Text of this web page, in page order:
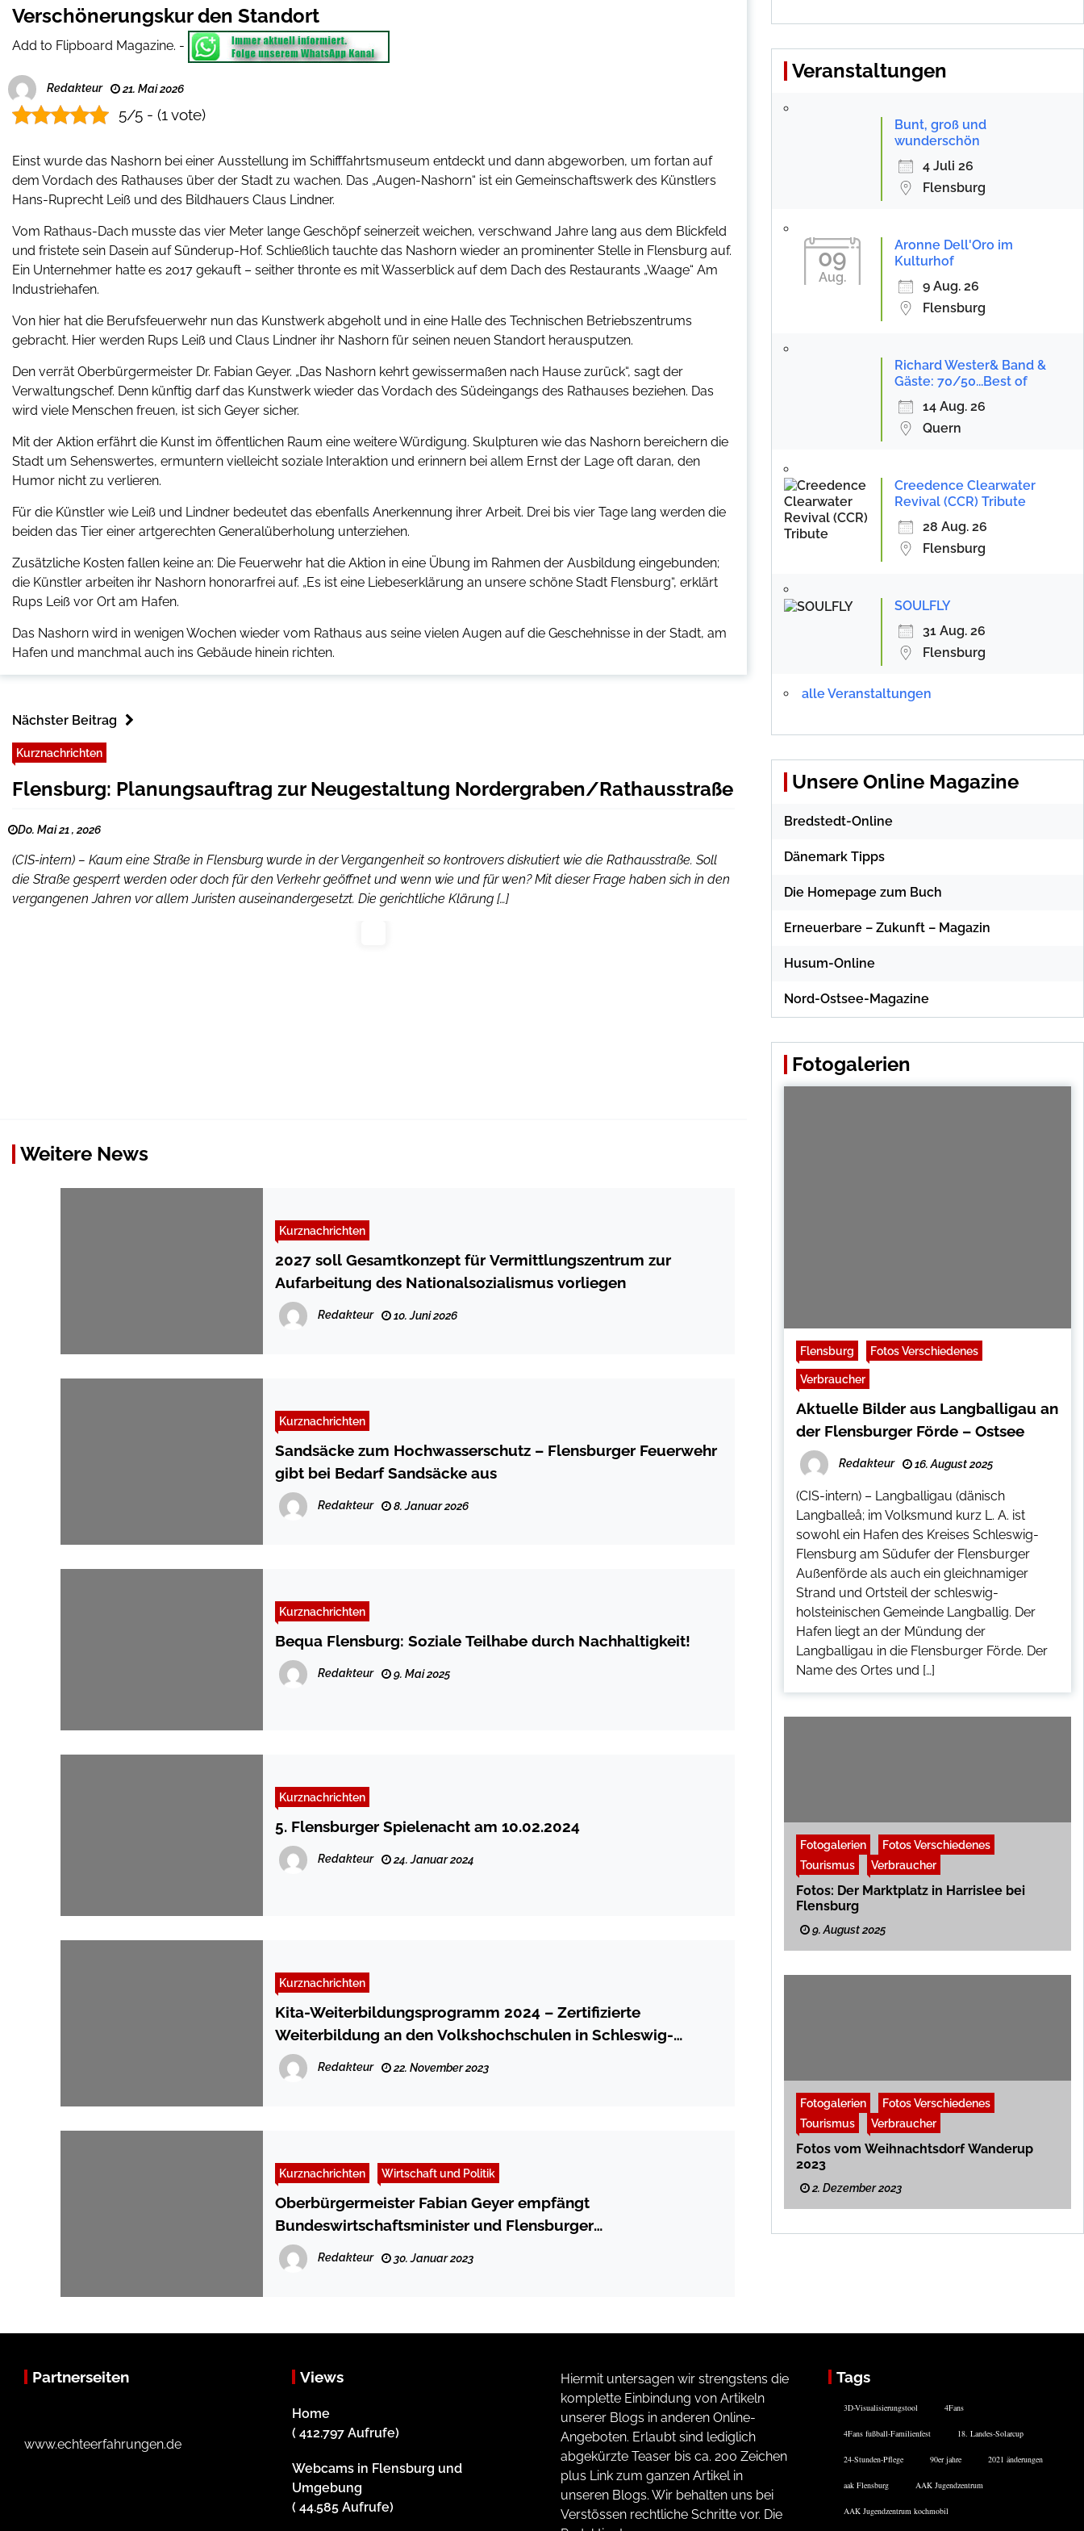
Verschönerungskur den Standort
Add to Flipboard Magazine. -
Redakteur 21. Mai 2026
5/5 - (1 vote)
Einst wurde das Nashorn bei einer Ausstellung im Schifffahrtsmuseum entdeckt und dann abgeworben, um fortan auf
dem Vordach des Rathauses über der Stadt zu wachen. Das „Augen-Nashorn“ ist ein Gemeinschaftswerk des Künstlers
Hans-Ruprecht Leiß und des Bildhauers Claus Lindner.
Vom Rathaus-Dach musste das vier Meter lange Geschöpf seinerzeit weichen, verschwand Jahre lang aus dem Blickfeld
und fristete sein Dasein auf Sünderup-Hof. Schließlich tauchte das Nashorn wieder an prominenter Stelle in Flensburg auf.
Ein Unternehmer hatte es 2017 gekauft – seither thronte es mit Wasserblick auf dem Dach des Restaurants „Waage“ Am
Industriehafen.
Von hier hat die Berufsfeuerwehr nun das Kunstwerk abgeholt und in eine Halle des Technischen Betriebszentrums
gebracht. Hier werden Rups Leiß und Claus Lindner ihr Nashorn für seinen neuen Standort herausputzen.
Den verrät Oberbürgermeister Dr. Fabian Geyer. „Das Nashorn kehrt gewissermaßen nach Hause zurück“, sagt der
Verwaltungschef. Denn künftig darf das Kunstwerk wieder das Vordach des Südeingangs des Rathauses beziehen. Das
wird viele Menschen freuen, ist sich Geyer sicher.
Mit der Aktion erfährt die Kunst im öffentlichen Raum eine weitere Würdigung. Skulpturen wie das Nashorn bereichern die
Stadt um Sehenswertes, ermuntern vielleicht soziale Interaktion und erinnern bei allem Ernst der Lage oft daran, den
Humor nicht zu verlieren.
Für die Künstler wie Leiß und Lindner bedeutet das ebenfalls Anerkennung ihrer Arbeit. Drei bis vier Tage lang werden die
beiden das Tier einer artgerechten Generalüberholung unterziehen.
Zusätzliche Kosten fallen keine an: Die Feuerwehr hat die Aktion in eine Übung im Rahmen der Ausbildung eingebunden;
die Künstler arbeiten ihr Nashorn honorarfrei auf. „Es ist eine Liebeserklärung an unsere schöne Stadt Flensburg“, erklärt
Rups Leiß vor Ort am Hafen.
Das Nashorn wird in wenigen Wochen wieder vom Rathaus aus seine vielen Augen auf die Geschehnisse in der Stadt, am
Hafen und manchmal auch ins Gebäude hinein richten.
Nächster Beitrag
Kurznachrichten
Flensburg: Planungsauftrag zur Neugestaltung Nordergraben/Rathausstraße
Do. Mai 21 , 2026
(CIS-intern) – Kaum eine Straße in Flensburg wurde in der Vergangenheit so kontrovers diskutiert wie die Rathausstraße. Soll
die Straße gesperrt werden oder doch für den Verkehr geöffnet und wenn wie und für wen? Mit dieser Frage haben sich in den
vergangenen Jahren vor allem Juristen auseinandergesetzt. Die gerichtliche Klärung […]
Weitere News
Kurznachrichten
2027 soll Gesamtkonzept für Vermittlungszentrum zur
Aufarbeitung des Nationalsozialismus vorliegen
Redakteur 10. Juni 2026
Kurznachrichten
Sandsäcke zum Hochwasserschutz – Flensburger Feuerwehr
gibt bei Bedarf Sandsäcke aus
Redakteur 8. Januar 2026
Kurznachrichten
Bequa Flensburg: Soziale Teilhabe durch Nachhaltigkeit!
Redakteur 9. Mai 2025
Kurznachrichten
5. Flensburger Spielenacht am 10.02.2024
Redakteur 24. Januar 2024
Kurznachrichten
Kita-Weiterbildungsprogramm 2024 – Zertifizierte
Weiterbildung an den Volkshochschulen in Schleswig-
Holstein
Redakteur 22. November 2023
Kurznachrichten Wirtschaft und Politik
Oberbürgermeister Fabian Geyer empfängt
Bundeswirtschaftsminister und Flensburger
Wahlkreisabgeordneten Robert Habeck
Redakteur 30. Januar 2023
Veranstaltungen
Bunt, groß und
wunderschön
4 Juli 26
Flensburg
09
Aug.
Aronne Dell'Oro im
Kulturhof
9 Aug. 26
Flensburg
Richard Wester& Band &
Gäste: 70/50...Best of
14 Aug. 26
Quern
Creedence Clearwater
Revival (CCR) Tribute
28 Aug. 26
Flensburg
SOULFLY
31 Aug. 26
Flensburg
alle Veranstaltungen
Unsere Online Magazine
Bredstedt-Online
Dänemark Tipps
Die Homepage zum Buch
Erneuerbare – Zukunft – Magazin
Husum-Online
Nord-Ostsee-Magazine
Fotogalerien
Flensburg Fotos Verschiedenes
Verbraucher
Aktuelle Bilder aus Langballigau an
der Flensburger Förde – Ostsee
Redakteur 16. August 2025
(CIS-intern) – Langballigau (dänisch
Langballeå; im Volksmund kurz L. A. ist
sowohl ein Hafen des Kreises Schleswig-
Flensburg am Südufer der Flensburger
Außenförde als auch ein gleichnamiger
Strand und Ortsteil der schleswig-
holsteinischen Gemeinde Langballig. Der
Hafen liegt an der Mündung der
Langballigau in die Flensburger Förde. Der
Name des Ortes und […]
Fotogalerien
Fotos Verschiedenes
Tourismus
Verbraucher
Fotos: Der Marktplatz in Harrislee bei
Flensburg
9. August 2025
Fotogalerien
Fotos Verschiedenes
Tourismus
Verbraucher
Fotos vom Weihnachtsdorf Wanderup
2023
2. Dezember 2023
Partnerseiten
www.echteerfahrungen.de
Views
Home
( 412.797 Aufrufe)
Webcams in Flensburg und
Umgebung
( 44.585 Aufrufe)
Hiermit untersagen wir strengstens die
komplette Einbindung von Artikeln
unserer Blogs in anderen Online-
Angeboten. Erlaubt sind lediglich
abgekürzte Teaser bis ca. 200 Zeichen
plus Link zum ganzen Artikel in
unseren Blogs. Wir behalten uns bei
Verstössen rechtliche Schritte vor. Die
Tags
3D-Visualisierungstool 4Fans
4Fans fußball-Familienfest 18. Landes-Solarcup
24-Stunden-Pflege 90er jahre 2021 änderungen
aak Flensburg AAK Jugendzentrum
AAK Jugendzentrum kochmobil